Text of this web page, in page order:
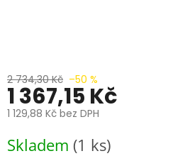
2 734,30 Kč –50 %
1 367,15 Kč
1 129,88 Kč bez DPH
cena:
Skladem (1 ks)